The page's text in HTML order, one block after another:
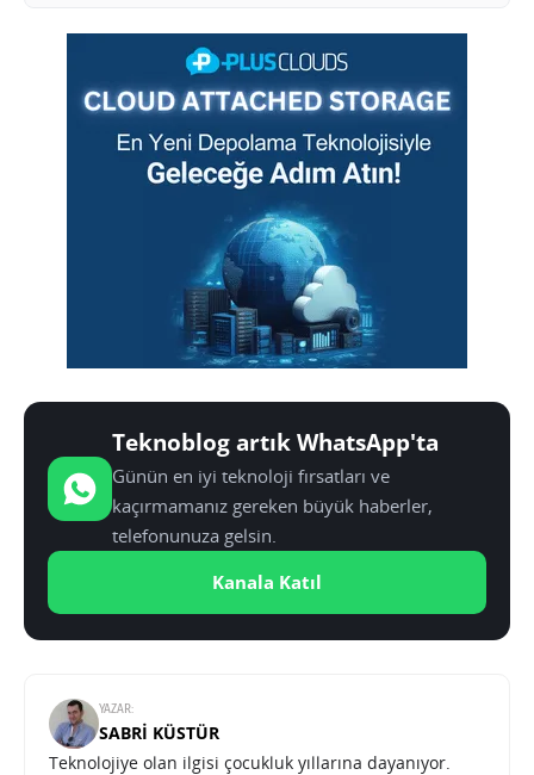
Teknoblog artık WhatsApp'ta
Günün en iyi teknoloji fırsatları ve
kaçırmamanız gereken büyük haberler,
telefonunuza gelsin.
Kanala Katıl
YAZAR:
SABRI KÜSTÜR
Teknolojiye olan ilgisi çocukluk yıllarına dayanıyor.